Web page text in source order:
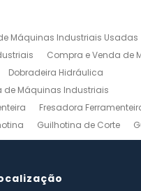
Máquinas Industriais Usadas
Compra e Venda de
Dobradeira Hidráulica
de Máquinas Industriais
Fresadora
Guilhotina de Corte
Maquinas para
Ferramentas Industriais